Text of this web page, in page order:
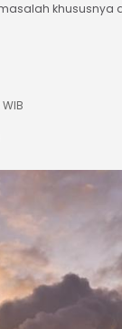
khususnya